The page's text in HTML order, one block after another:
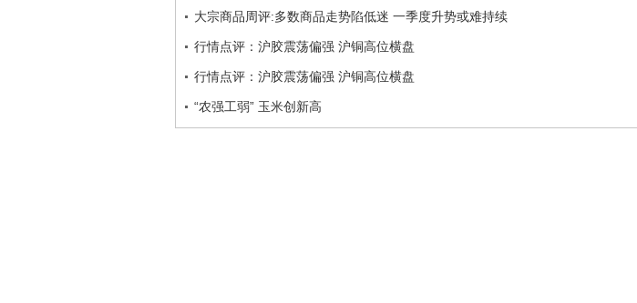
大宗商品周评:多数商品走势陷低迷 一季度升势或难持续
行情点评：沪胶震荡偏强 沪铜高位横盘
行情点评：沪胶震荡偏强 沪铜高位横盘
“农强工弱” 玉米创新高